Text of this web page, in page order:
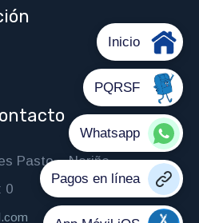
Pasto – Nariño
0